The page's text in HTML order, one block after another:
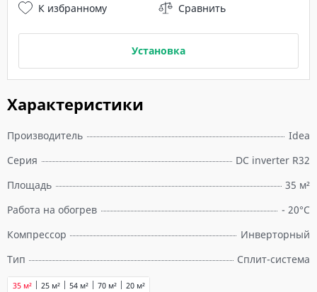
Характеристики
Производитель
Idea
Серия
DC inverter R32
Площадь
35 м²
Работа на обогрев
- 20°C
Компрессор
Инверторный
Тип
Сплит-система
25 м²
35 м² 54 м² 70 м² 20 м²
К избранному Сравнить
Установка